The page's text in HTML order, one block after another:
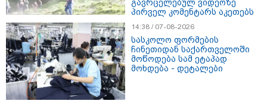
19:05 / 07-08-2026
"2008 წელს საქართველო
გადავარჩინეთ - აი, 2012 წლის
"გამარჯვება" ვინც იზეიმეთ,
სწორედ ეგ იყო ქართული
ისტორიული კატასტროფა და
რაც რუსმა ჯარით ვერ აიღო,
შიდა ღალატით გაინაღდა" -
მიხეილ სააკაშვილი
14:20 / 07-08-2026
გავრცელებულ ვიდეოზე
პირველ კომენტარს აკეთებს
14:38 / 07-08-2026
სასკოლო ფორმების
ჩინეთიდან საქართველოში
მოწოდება სამ ეტაპად
მოხდება - დეტალები